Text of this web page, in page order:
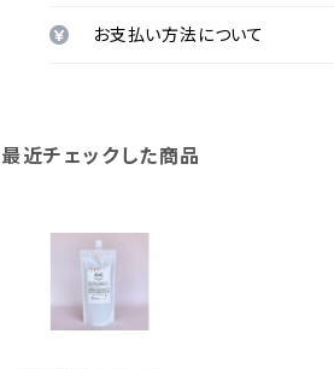
お支払い方法について
最近チェックした商品